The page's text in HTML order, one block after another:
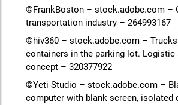
©FrankBoston – stock.adobe.com –
transportation industry – 264993167
©hiv360 – stock.adobe.com –
containers in the parking lot. Logistic
concept – 320377922
©Yeti Studio – stock.adobe.com –
computer with blank screen, isolated